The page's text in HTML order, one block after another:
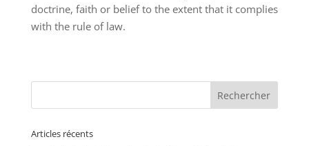
doctrine, faith or belief to the extent that it complies
with the rule of law.
Articles récents